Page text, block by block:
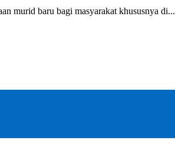
murid baru bagi masyarakat khususnya di...